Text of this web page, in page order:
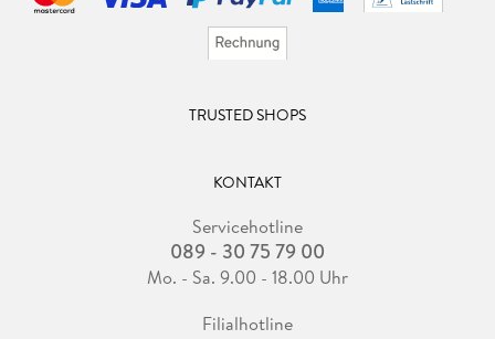
TRUSTED SHOPS
KONTAKT
Servicehotline
089 - 30 75 79 00
Mo. - Sa. 9.00 - 18.00 Uhr
Filialhotline